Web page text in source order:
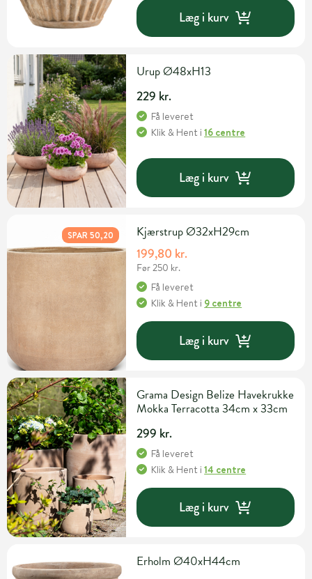
Læg i kurv
Urup Ø48xH13
229 kr.
Få leveret
Klik & Hent i16 centre
Læg i kurv
SPAR 50,20 Kjærstrup Ø32xH29cm
199,80 kr.
Før 250 kr.
Få leveret
Klik & Hent i 9 centre
Læg i kurv
Grama Design Belize Havekrukke
Mokka Terracotta 34cm x 33cm
299 kr.
Få leveret
Klik & Hent i14 centre
Læg i kurv
Erholm Ø40xH44cm